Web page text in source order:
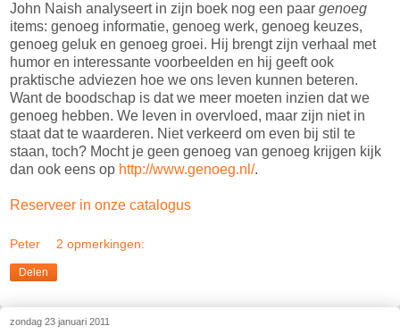
John Naish analyseert in zijn boek nog een paar genoeg
items: genoeg informatie, genoeg werk, genoeg keuzes,
genoeg geluk en genoeg groei. Hij brengt zijn verhaal met
humor en interessante voorbeelden en hij geeft ook
praktische adviezen hoe we ons leven kunnen beteren.
Want de boodschap is dat we meer moeten inzien dat we
genoeg hebben. We leven in overvloed, maar zijn niet in
staat dat te waarderen. Niet verkeerd om even bij stil te
staan, toch? Mocht je geen genoeg van genoeg krijgen kijk
dan ook eens op http://www.genoeg.nl/.
Reserveer in onze catalogus
Peter 2 opmerkingen:
Delen
zondag 23 januari 2011